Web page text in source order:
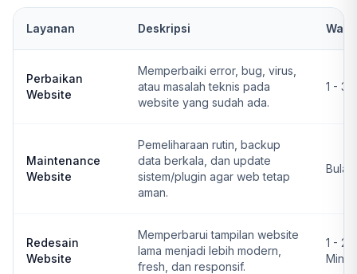
Layanan Deskripsi
Perbaikan
Website
Memperbaiki error, bug, virus,
atau masalah teknis pada
website yang sudah ada.
1 - 3
Maintenance
Website
Pemeliharaan rutin, backup
data berkala, dan update
sistem/plugin agar web tetap
aman.
Redesain
Website
Memperbarui tampilan website
lama menjadi lebih modern,
fresh, dan responsif.
1 - 2